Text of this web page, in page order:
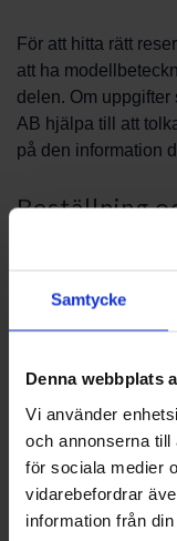
Samtycke
Denna webbplats
Vi använder
och annonserna till
för sociala medier
vidarebefordrar
information från
För att hitta rätt
att ha
delen. Om
AB hjälpa till att
på den information
Beställning
oss för vidare
med praktiska
system.
Service och
Vissa reservdelar